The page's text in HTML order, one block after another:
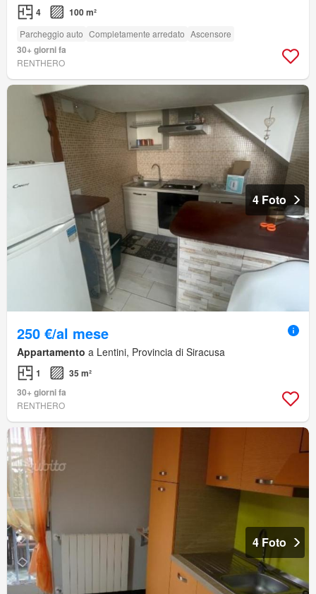
4 100 m²
Parcheggio auto Completamente arredato Ascensore
30+ giorni fa
RENTHERO
4 Foto
250 €/al mese
Appartamento a Lentini, Provincia di Siracusa
1
35 m²
30+ giorni fa
RENTHERO
4 Foto